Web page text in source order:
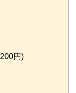
円)